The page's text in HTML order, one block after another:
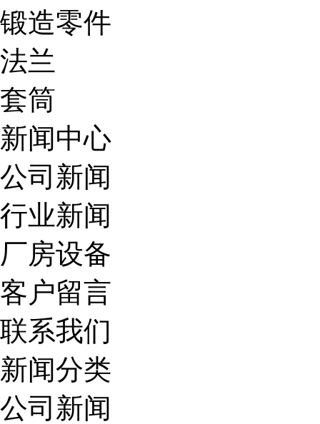
锻造零件
法兰
套筒
新闻中心
公司新闻
行业新闻
厂房设备
客户留言
联系我们
新闻分类
公司新闻